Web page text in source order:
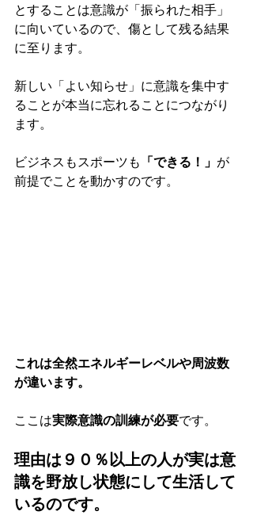
とすることは意識が「振られた相手」
に向いているので、傷として残る結果
に至ります。
新しい「よい知らせ」に意識を集中す
ることが本当に忘れることにつながり
ます。
ビジネスもスポーツも 「できる！」 が
前提でことを動かすのです。
これは全然エネルギーレベルや周波数
が違います。
ここは実際意識の訓練が必要です。
理由は９０％以上の人が実は意
識を野放し状態にして生活して
いるのです。